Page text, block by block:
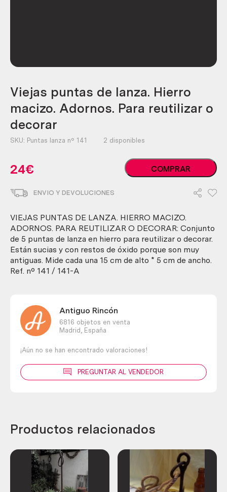
Viejas puntas de lanza. Hierro
macizo. Adornos. Para reutilizar o
decorar
SKU: Puntas lanza nº 141 2 disponibles
24€
Viejas
puntas
macizo.
Adornos.
Para
reutilizar
o
COMPRAR
ENVIO Y DEVOLUCIONES
VIEJAS PUNTAS DE LANZA. HIERRO MACIZO.
ADORNOS. PARA REUTILIZAR O DECORAR: Conjunto
de 5 puntas de lanza en hierro para reutilizar o decorar.
Están sucias y con restos de óxido porque son muy
antiguas. Mide cada una 15 cm de alto * 5 cm de ancho.
Ref. nº 141 / 141-A
Antiguo Rincón
6816 objetos en venta
Madrid,
España
¡Aún no se han encontrado valoraciones!
PREGUNTAR AL VENDEDOR
Productos relacionados